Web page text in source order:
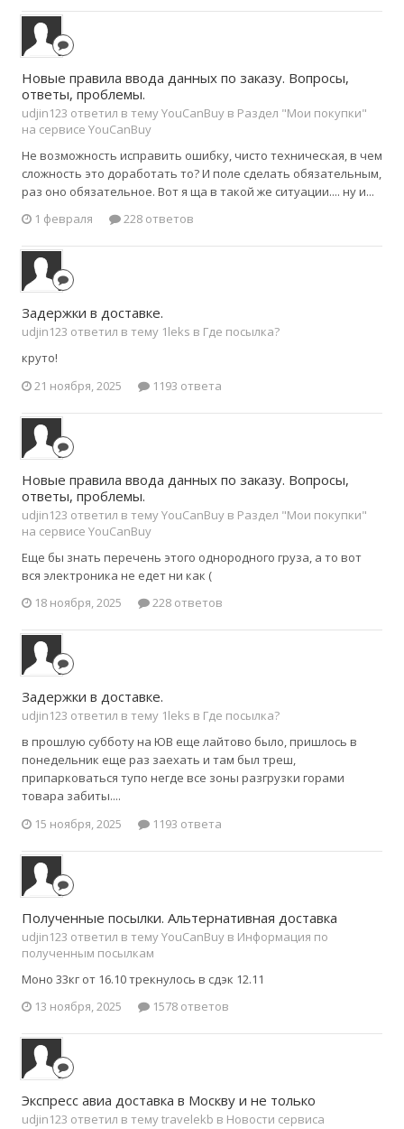
Новые правила ввода данных по заказу. Вопросы,
ответы, проблемы.
udjin123 ответил в тему YouCanBuy в Раздел "Мои покупки"
на сервисе YouCanBuy
Не возможность исправить ошибку, чисто техническая, в чем
сложность это доработать то? И поле сделать обязательным,
раз оно обязательное. Вот я ща в такой же ситуации.... ну и...
1 февраля
228 ответов
Задержки в доставке.
udjin123 ответил в тему 1leks в Где посылка?
круто!
21 ноября, 2025
1193 ответа
Новые правила ввода данных по заказу. Вопросы,
ответы, проблемы.
udjin123 ответил в тему YouCanBuy в Раздел "Мои покупки"
на сервисе YouCanBuy
Еще бы знать перечень этого однородного груза, а то вот
вся электроника не едет ни как (
18 ноября, 2025
228 ответов
Задержки в доставке.
udjin123 ответил в тему 1leks в Где посылка?
в прошлую субботу на ЮВ еще лайтово было, пришлось в
понедельник еще раз заехать и там был треш,
припарковаться тупо негде все зоны разгрузки горами
товара забиты....
15 ноября, 2025
1193 ответа
Полученные посылки. Альтернативная доставка
udjin123 ответил в тему YouCanBuy в Информация по
полученным посылкам
Моно 33кг от 16.10 трекнулось в сдэк 12.11
13 ноября, 2025
1578 ответов
Экспресс авиа доставка в Москву и не только
udjin123 ответил в тему travelekb в Новости сервиса